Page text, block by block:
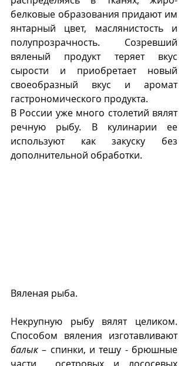
белковые образования придают им
янтарный цвет, маслянистость и
полупрозрачность. Созревший
вяленый продукт теряет вкус
сырости и приобретает новый
своеобразный вкус и аромат
гастрономического продукта.
В России уже много столетий вялят
речную рыбу. В кулинарии ее
используют как закуску без
дополнительной обработки.
Вяленая рыба.
Некрупную рыбу вялят целиком.
Способом вяления изготавливают
балык – спинки, и тешу - брюшные